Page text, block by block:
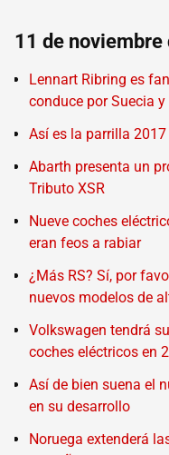
11 de noviembre
Lennart Ribring es
conduce por Suecia y
Así es la parrilla 2017
Abarth presenta un
Tributo XSR
Nueve coches
eran feos a rabiar
¿Más RS? Sí, por
nuevos modelos de
Volkswagen tendrá
coches eléctricos en
Así de bien suena el
en su desarrollo
Noruega extenderá